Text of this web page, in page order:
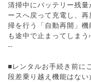
清掃中にバッテリー残
ースへ戻って充電し、
掃を行う「自動再開」
も途中で止まってしまう
--
■レンタルお手続き前に
段差乗り越え機能はな